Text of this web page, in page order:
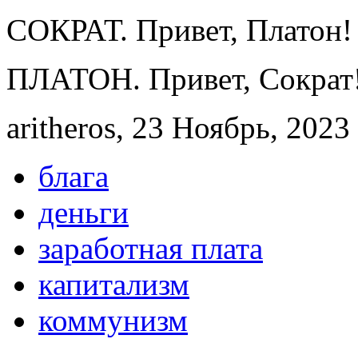
СОКРАТ. Привет, Платон!
ПЛАТОН. Привет,
aritheros, 23 Ноябрь,
блага
деньги
заработная плата
капитализм
коммунизм